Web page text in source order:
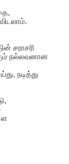
சராசரி
நல்லவனான
நடித்து